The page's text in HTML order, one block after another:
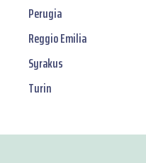
Perugia
Reggio Emilia
Syrakus
Turin